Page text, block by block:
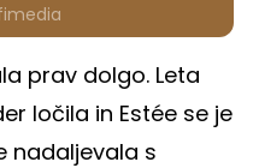
prav dolgo. Leta
ločila in Estée se je
nadaljevala s